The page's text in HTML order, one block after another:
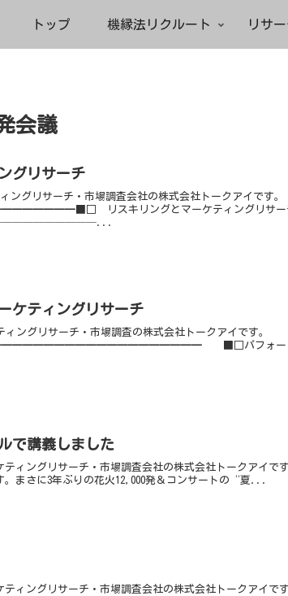
トップ 機縁法リクルート リサ
会議
グリサーチ
ングリサーチ・市場調査会社の株式会社トークアイです。
リスキリングとマーケティングリサ
ケティングリサーチ
ングリサーチ・市場調査の株式会社トークアイです。
■□パフォーミングアー
で講義しました
ィングリサーチ・市場調査会社の株式会社トークアイで
。まさに3年ぶりの花火12,000発＆コンサートの“夏...
ィングリサーチ・市場調査会社の株式会社トークアイで